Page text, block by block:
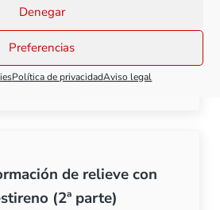
Denegar
Preferencias
Política de privacidadAviso legal
(1ª parte)
Ver claseClase 3: Formación de
de relieve con
(2ª parte)